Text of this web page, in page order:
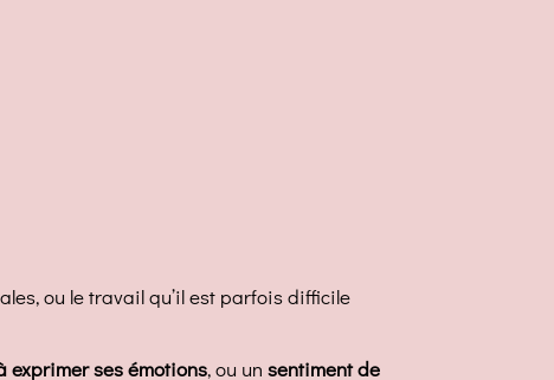
ou le travail qu’il est parfois difficile
exprimer ses émotions, ou un sentiment de